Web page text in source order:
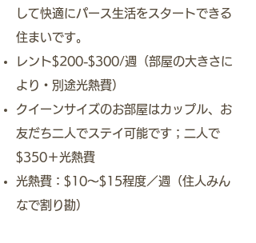
して快適にパース生活をスタートできる
住まいです。
レント$200-$300/週（部屋の大きさに
より・別途光熱費）
​クイーンサイズのお部屋はカップル、お
友だち二人でステイ可能です；二人で
$350＋光熱費
光熱費：$10～$15程度／週（住人みん
なで割り勘）